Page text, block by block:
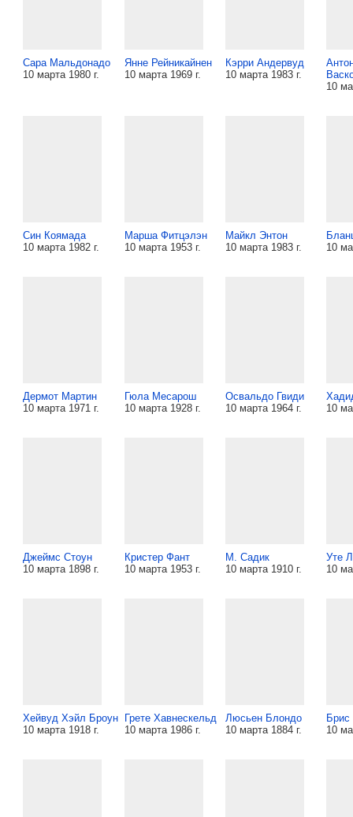
Сара Мальдонадо
10 марта 1980 г.
Янне Рейникайнен
10 марта 1969 г.
Кэрри Андервуд
10 марта 1983 г.
10
Син Коямада
10 марта 1982 г.
Марша Фитцэлэн
10 марта 1953 г.
Майкл Энтон
10 марта 1983 г.
10
Дермот Мартин
10 марта 1971 г.
Гюла Месарош
10 марта 1928 г.
Освальдо Гвиди
10 марта 1964 г.
10
Джеймс Стоун
10 марта 1898 г.
Кристер Фант
10 марта 1953 г.
М. Садик
10 марта 1910 г.
Уте
10
Хейвуд Хэйл Броун
10 марта 1918 г.
Грете Хавнескельд
10 марта 1986 г.
Люсьен Блондо
10 марта 1884 г.
Брис
10